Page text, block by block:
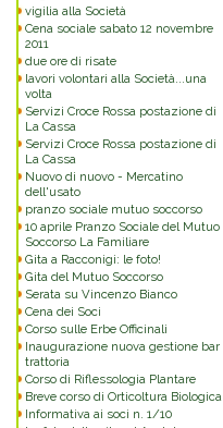
vigilia alla Società
Cena sociale sabato 12 novembre
2011
due ore di risate
lavori volontari alla Società...una
volta
Servizi Croce Rossa postazione di
La Cassa
Servizi Croce Rossa postazione di
La Cassa
Nuovo di nuovo - Mercatino
dell'usato
pranzo sociale mutuo soccorso
10 aprile Pranzo Sociale del Mutuo
Soccorso La Familiare
Gita a Racconigi: le foto!
Gita del Mutuo Soccorso
Serata su Vincenzo Bianco
Cena dei Soci
Corso sulle Erbe Officinali
Inaugurazione nuova gestione bar
trattoria
Corso di Riflessologia Plantare
Breve corso di Orticoltura Biologica
Informativa ai soci n. 1/10